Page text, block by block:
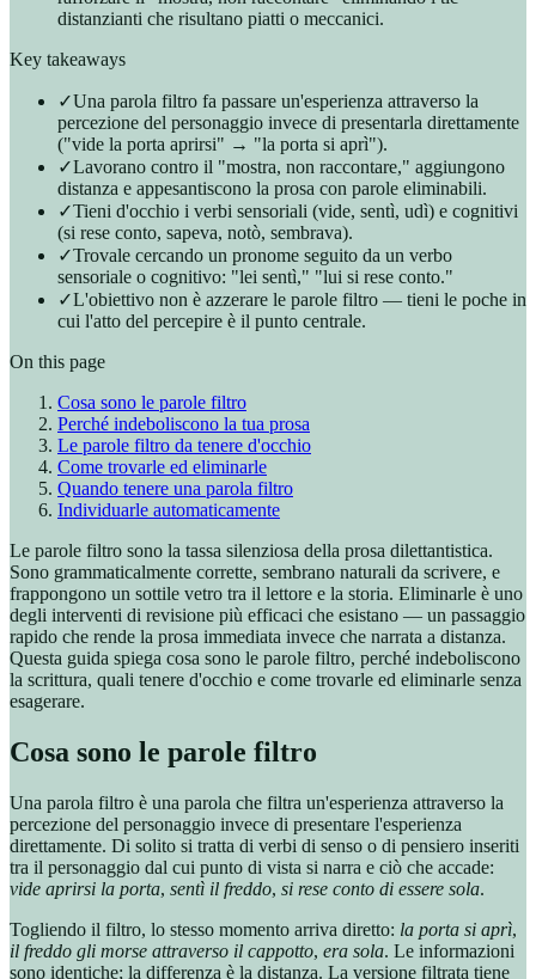
distanzianti che risultano piatti o meccanici.
Key takeaways
✓Una parola filtro fa passare un'esperienza attraverso la
percezione del personaggio invece di presentarla direttamente
("vide la porta aprirsi" → "la porta si aprì").
✓Lavorano contro il "mostra, non raccontare," aggiungono
distanza e appesantiscono la prosa con parole eliminabili.
✓Tieni d'occhio i verbi sensoriali (vide, sentì, udì) e cognitivi
(si rese conto, sapeva, notò, sembrava).
✓Trovale cercando un pronome seguito da un verbo
sensoriale o cognitivo: "lei sentì," "lui si rese conto."
✓L'obiettivo non è azzerare le parole filtro — tieni le poche in
cui l'atto del percepire è il punto centrale.
On this page
Cosa sono le parole filtro
Perché indeboliscono la tua prosa
Le parole filtro da tenere d'occhio
Come trovarle ed eliminarle
Quando tenere una parola filtro
Individuarle automaticamente
Le parole filtro sono la tassa silenziosa della prosa dilettantistica.
Sono grammaticalmente corrette, sembrano naturali da scrivere, e
frappongono un sottile vetro tra il lettore e la storia. Eliminarle è uno
degli interventi di revisione più efficaci che esistano — un passaggio
rapido che rende la prosa immediata invece che narrata a distanza.
Questa guida spiega cosa sono le parole filtro, perché indeboliscono
la scrittura, quali tenere d'occhio e come trovarle ed eliminarle senza
esagerare.
Cosa sono le parole filtro
Una parola filtro è una parola che filtra un'esperienza attraverso la
percezione del personaggio invece di presentare l'esperienza
direttamente. Di solito si tratta di verbi di senso o di pensiero inseriti
tra il personaggio dal cui punto di vista si narra e ciò che accade:
vide aprirsi la porta, sentì il freddo, si rese conto di essere sola.
Togliendo il filtro, lo stesso momento arriva diretto: la porta si aprì,
il freddo gli morse attraverso il cappotto, era sola. Le informazioni
sono identiche; la differenza è la distanza. La versione filtrata tiene